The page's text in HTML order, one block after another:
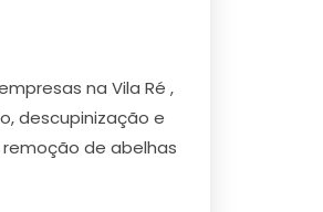
na Vila Ré ,
descupinização e
de abelhas